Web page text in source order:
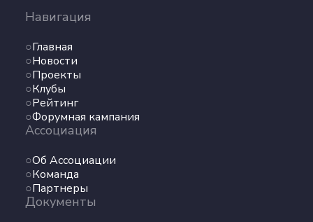
Навигация
Главная
Новости
Проекты
Клубы
Рейтинг
Форумная кампания
Ассоциация
Об Ассоциации
Команда
Партнеры
Документы
Главная
Новости
Проекты
Клубы
Рейтинг
Форумная кампания
Команда
Партнеры